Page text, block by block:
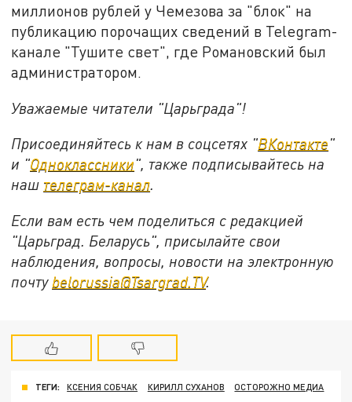
миллионов рублей у Чемезова за "блок" на
публикацию порочащих сведений в Telegram-
канале "Тушите свет", где Романовский был
администратором.
Уважаемые читатели "Царьграда"!
Присоединяйтесь к нам в соцсетях "ВКонтакте"
и "Одноклассники", также подписывайтесь на
наш телеграм-канал.
Если вам есть чем поделиться с редакцией
"Царьград. Беларусь", присылайте свои
наблюдения, вопросы, новости на электронную
почту belorussia@Tsargrad.TV.
ТЕГИ: КСЕНИЯ СОБЧАК КИРИЛЛ СУХАНОВ ОСТОРОЖНО МЕДИА